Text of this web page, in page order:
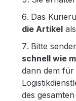
Das
die Artikel
Bitte
schnell wie
dann dem für
des